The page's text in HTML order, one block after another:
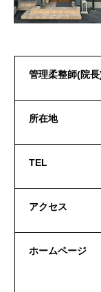
活動風景
お申し込み
お知らせ
役員紹介
管理柔整師(院長
所在地
TEL
アクセス
ホームページ